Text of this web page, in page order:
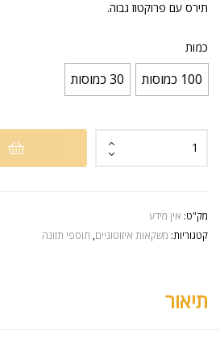
תירס עם פרוקטוז גבוה.
כמות
100 כמוסות 30 כמוסות
מק"ט: אין מידע
קטגוריות: משקאות איזוטוניים, תוספי תזונה
תיאור